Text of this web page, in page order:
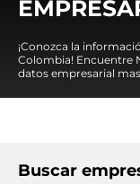
¡Conozca la
Colombia! Encuentre
datos empresarial
Buscar